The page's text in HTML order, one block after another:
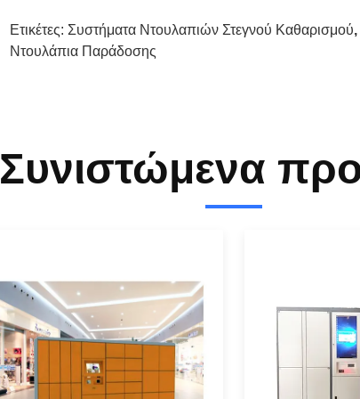
Ετικέτες: Συστήματα Ντουλαπιών Στεγνού Καθαρισμού,
Ντουλάπια Παράδοσης
Συνιστώμενα